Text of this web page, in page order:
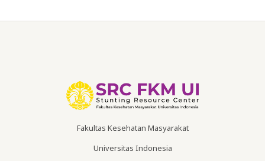
Fakultas Kesehatan Masyarakat
Universitas Indonesia